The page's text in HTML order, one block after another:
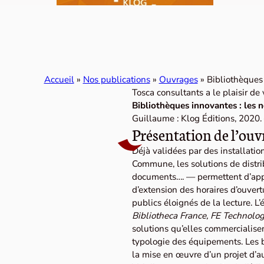
Accueil» Nos publications» Ouvrages»
Tosca consultants a le plaisir
Bibliothèques innovantes : les
Guillaume : Klog Éditions,
Présentation de
Déjà validées par des
Commune, les solutions de
documents…. — permettent
d’extension des horaires
publics éloignés de la lecture.
Bibliotheca France, FE
solutions qu’elles
typologie des équipements.
la mise en œuvre d’un projet